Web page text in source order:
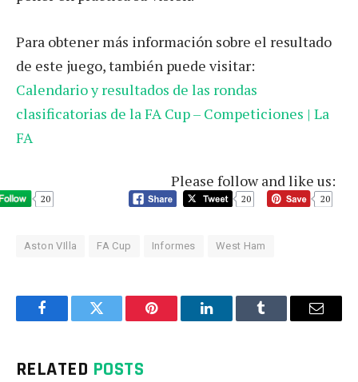
Para obtener más información sobre el resultado
de este juego, también puede visitar:
Calendario y resultados de las rondas
clasificatorias de la FA Cup – Competiciones | La
FA
Please follow and like us:
20 20 20
Aston VIlla FA Cup Informes West Ham
FacebookTwitter Pinterest LinkedInTumblr Email
RELATED POSTS